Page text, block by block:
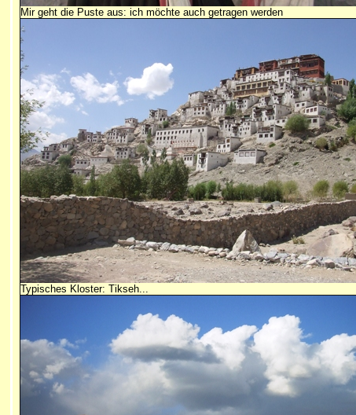
Mir geht die Puste aus: ich möchte auch getragen werden
Typisches Kloster: Tikseh...